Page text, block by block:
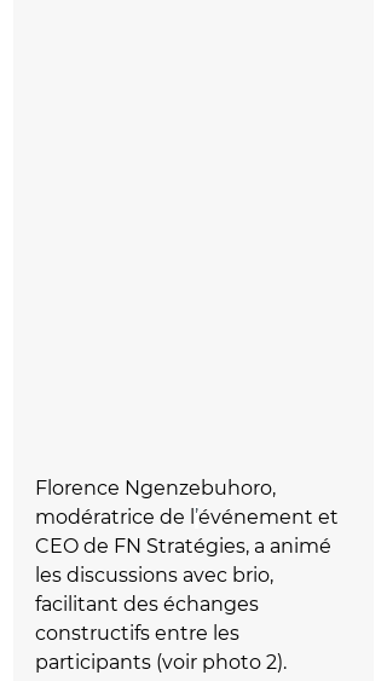
Florence Ngenzebuhoro,
modératrice de l ’événement et
CEO de FN Stratégies, a animé
les discussions avec brio,
facilitant des échanges
constructifs entre les
participants (voir photo 2).